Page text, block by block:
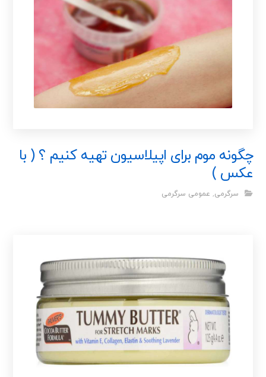
چگونه موم برای اپیلاسیون تهیه کنیم ؟ ( با
عکس )
سرگرمی, عمومی سرگرمی